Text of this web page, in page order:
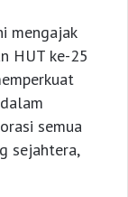
mengajak
HUT ke-25
semua
sejahtera,